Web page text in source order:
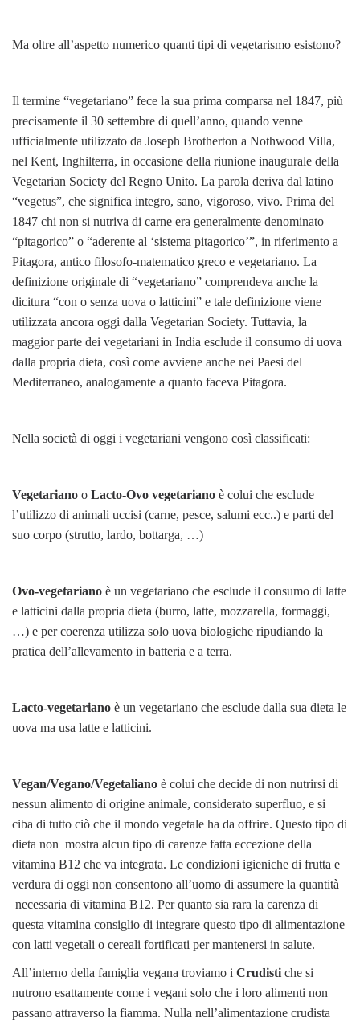
Ma oltre all’aspetto numerico quanti tipi di vegetarismo esistono?
Il termine “vegetariano” fece la sua prima comparsa nel 1847, più
precisamente il 30 settembre di quell’anno, quando venne
ufficialmente utilizzato da Joseph Brotherton a Nothwood Villa,
nel Kent, Inghilterra, in occasione della riunione inaugurale della
Vegetarian Society del Regno Unito. La parola deriva dal latino
“vegetus”, che significa integro, sano, vigoroso, vivo. Prima del
1847 chi non si nutriva di carne era generalmente denominato
“pitagorico” o “aderente al ‘sistema pitagorico’”, in riferimento a
Pitagora, antico filosofo-matematico greco e vegetariano. La
definizione originale di “vegetariano” comprendeva anche la
dicitura “con o senza uova o latticini” e tale definizione viene
utilizzata ancora oggi dalla Vegetarian Society. Tuttavia, la
maggior parte dei vegetariani in India esclude il consumo di uova
dalla propria dieta, così come avviene anche nei Paesi del
Mediterraneo, analogamente a quanto faceva Pitagora.
Nella società di oggi i vegetariani vengono così classificati:
Vegetariano o Lacto-Ovo vegetariano è colui che esclude
l’utilizzo di animali uccisi (carne, pesce, salumi ecc..) e parti del
suo corpo (strutto, lardo, bottarga, …)
Ovo-vegetariano è un vegetariano che esclude il consumo di latte
e latticini dalla propria dieta (burro, latte, mozzarella, formaggi,
…) e per coerenza utilizza solo uova biologiche ripudiando la
pratica dell’allevamento in batteria e a terra.
Lacto-vegetariano è un vegetariano che esclude dalla sua dieta le
uova ma usa latte e latticini.
Vegan/Vegano/Vegetaliano è colui che decide di non nutrirsi di
nessun alimento di origine animale, considerato superfluo, e si
ciba di tutto ciò che il mondo vegetale ha da offrire. Questo tipo di
dieta non mostra alcun tipo di carenze fatta eccezione della
vitamina B12 che va integrata. Le condizioni igieniche di frutta e
verdura di oggi non consentono all’uomo di assumere la quantità
necessaria di vitamina B12. Per quanto sia rara la carenza di
questa vitamina consiglio di integrare questo tipo di alimentazione
con latti vegetali o cereali fortificati per mantenersi in salute.
All’interno della famiglia vegana troviamo i Crudisti che si
nutrono esattamente come i vegani solo che i loro alimenti non
passano attraverso la fiamma. Nulla nell’alimentazione crudista